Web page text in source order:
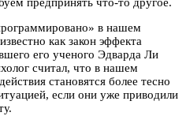
предпринять что-то другое.
в нашем
как закон эффекта
его ученого Эдварда Ли
считал, что в нашем
становятся более тесно
если они уже приводили